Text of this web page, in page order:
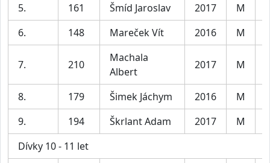
5.
161 Šmíd Jaroslav 2017 M
6.
148 Mareček Vít 2016 M
7. 210
Machala
Albert
2017 M
8. 179 Šimek Jáchym 2016 M
9.
194 Škrlant Adam 2017 M
Dívky 10 - 11 let